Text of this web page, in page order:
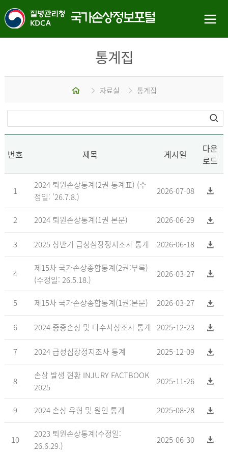
통계집
홈 자료실 통계집
번호 제목 게시일
다운
로드
1
2024 퇴원손상통계(2권 통계표) (수
정일: '26.7.8.)
2026-07-08
2 2024 퇴원손상통계(1권 본문) 2026-06-29
3 2025 상반기 급성심장정지조사 통계 2026-06-18
4
제15차 국가손상종합통계(2권:부록)
(수정일: 26.5.18.)
2026-03-27
5 제15차 국가손상종합통계(1권:본문) 2026-03-27
6 2024 중증손상 및 다수사상조사 통계 2025-12-23
7 2024 급성심장정지조사 통계 2025-12-09
8
손상 발생 현황 INJURY FACTBOOK
2025
2025-11-26
9 2024 손상 유형 및 원인 통계 2025-08-28
10
2023 퇴원손상통계(수정일:
26.6.29.)
2025-06-30